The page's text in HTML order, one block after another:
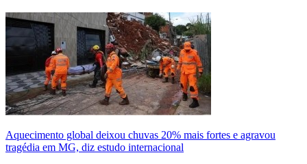
Aquecimento global deixou chuvas 20% mais fortes e agravou
tragédia em MG, diz estudo internacional